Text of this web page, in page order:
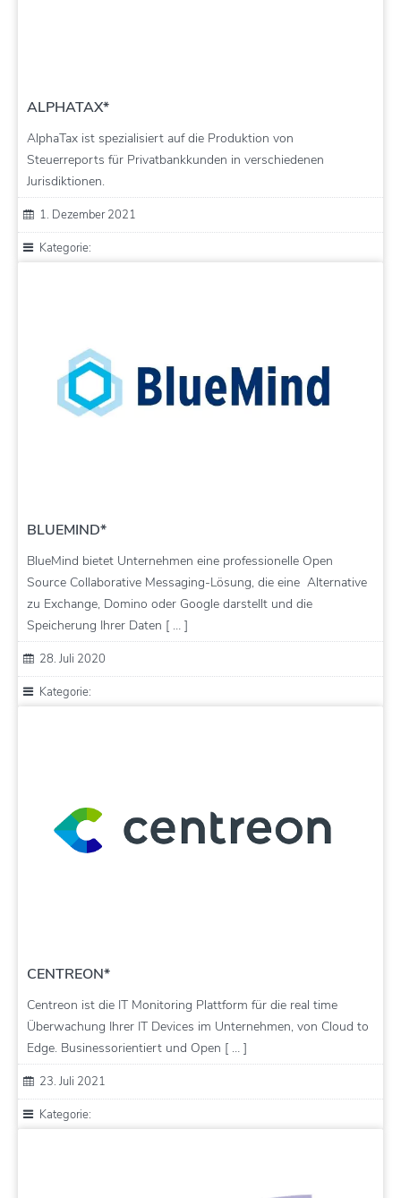
ALPHATAX*
AlphaTax ist spezialisiert auf die Produktion von
Steuerreports für Privatbankkunden in verschiedenen
Jurisdiktionen.
1. Dezember 2021
Kategorie:
BLUEMIND*
BlueMind bietet Unternehmen eine professionelle Open
Source Collaborative Messaging-Lösung, die eine Alternative
zu Exchange, Domino oder Google darstellt und die
Speicherung Ihrer Daten [ … ]
28. Juli 2020
Kategorie:
CENTREON*
Centreon ist die IT Monitoring Plattform für die real time
Überwachung Ihrer IT Devices im Unternehmen, von Cloud to
Edge. Businessorientiert und Open [ … ]
23. Juli 2021
Kategorie: